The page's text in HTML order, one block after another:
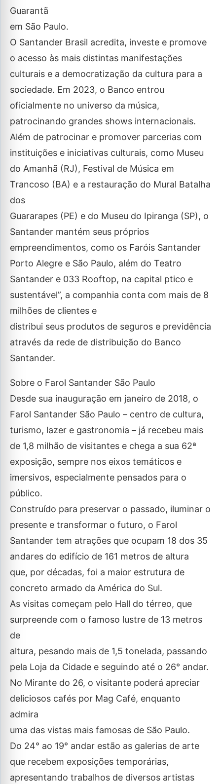
Guarantã
em São Paulo.
O Santander Brasil acredita, investe e promove
o acesso às mais distintas manifestações
culturais e a democratização da cultura para a
sociedade. Em 2023, o Banco entrou
oficialmente no universo da música,
patrocinando grandes shows internacionais.
Além de patrocinar e promover parcerias com
instituições e iniciativas culturais, como Museu
do Amanhã (RJ), Festival de Música em
Trancoso (BA) e a restauração do Mural Batalha
dos
Guararapes (PE) e do Museu do Ipiranga (SP), o
Santander mantém seus próprios
empreendimentos, como os Faróis Santander
Porto Alegre e São Paulo, além do Teatro
Santander e 033 Rooftop, na capital ptico e
sustentável”, a companhia conta com mais de 8
milhões de clientes e
distribui seus produtos de seguros e previdência
através da rede de distribuição do Banco
Santander.
Sobre o Farol Santander São Paulo
Desde sua inauguração em janeiro de 2018, o
Farol Santander São Paulo – centro de cultura,
turismo, lazer e gastronomia – já recebeu mais
de 1,8 milhão de visitantes e chega a sua 62ª
exposição, sempre nos eixos temáticos e
imersivos, especialmente pensados para o
público.
Construído para preservar o passado, iluminar o
presente e transformar o futuro, o Farol
Santander tem atrações que ocupam 18 dos 35
andares do edifício de 161 metros de altura
que, por décadas, foi a maior estrutura de
concreto armado da América do Sul.
As visitas começam pelo Hall do térreo, que
surpreende com o famoso lustre de 13 metros
de
altura, pesando mais de 1,5 tonelada, passando
pela Loja da Cidade e seguindo até o 26° andar.
No Mirante do 26, o visitante poderá apreciar
deliciosos cafés por Mag Café, enquanto
admira
uma das vistas mais famosas de São Paulo.
Do 24° ao 19° andar estão as galerias de arte
que recebem exposições temporárias,
apresentando trabalhos de diversos artistas